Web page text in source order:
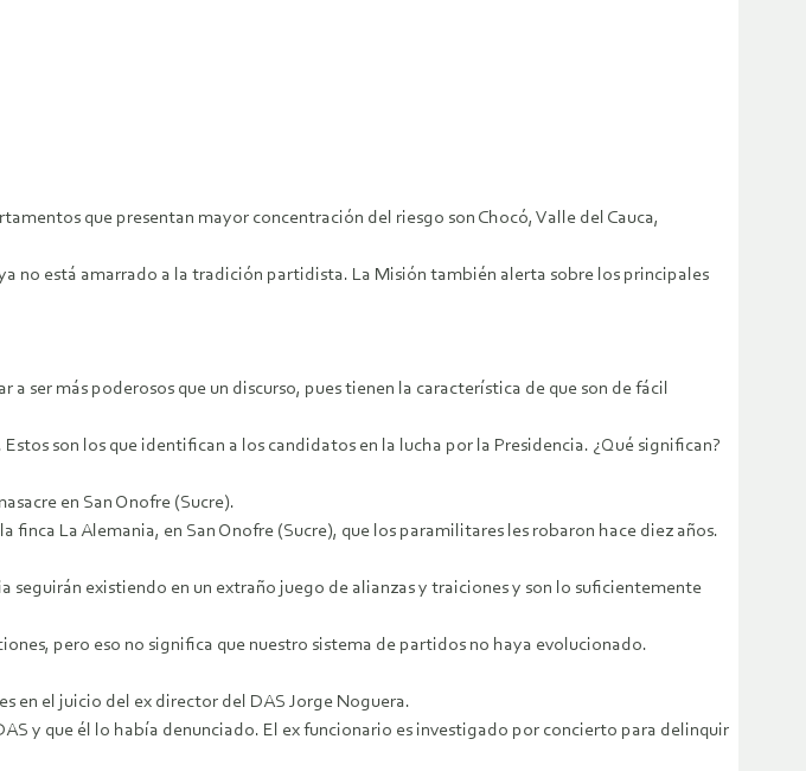
que presentan mayor concentración del riesgo son Chocó, Valle del Cauca,
no está amarrado a la tradición partidista. La Misión también alerta sobre los principales
ser más poderosos que un discurso, pues tienen la característica de que son de fácil
son los que identifican a los candidatos en la lucha por la Presidencia. ¿Qué significan?
en San Onofre (Sucre).
La Alemania, en San Onofre (Sucre), que los paramilitares les robaron hace diez años.
existiendo en un extraño juego de alianzas y traiciones y son lo suficientemente
pero eso no significa que nuestro sistema de partidos no haya evolucionado.
en el juicio del ex director del DAS Jorge Noguera.
y que él lo había denunciado. El ex funcionario es investigado por concierto para delinquir